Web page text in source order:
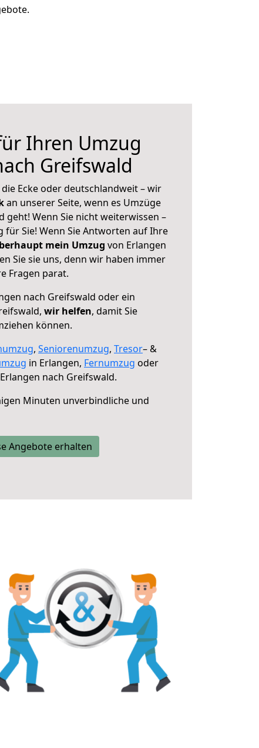
Ihren Umzug
Greifswald
Ecke oder deutschlandweit – wir
an unserer Seite, wenn es Umzüge
geht! Wenn Sie nicht weiterwissen –
Sie! Wenn Sie Antworten auf Ihre
mein Umzug von Erlangen
Sie sie uns, denn wir haben immer
Fragen parat.
nach Greifswald oder ein
wir helfen, damit Sie
können.
, Seniorenumzug, Tresor– &
in Erlangen, Fernumzug oder
nach Greifswald.
Minuten unverbindliche und
Angebote erhalten